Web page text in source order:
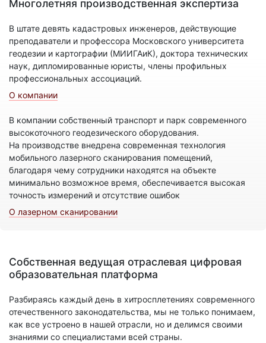
Многолетняя производственная экспертиза
В штате девять кадастровых инженеров, действующие
преподаватели и профессора Московского университета
геодезии и картографии (МИИГАиК), доктора технических
наук, дипломированные юристы, члены профильных
профессиональных ассоциаций.
О компании
В компании собственный транспорт и парк современного
высокоточного геодезического оборудования.
На производстве внедрена современная технология
мобильного лазерного сканирования помещений,
благодаря чему сотрудники находятся на объекте
минимально возможное время, обеспечивается высокая
точность измерений и отсутствие ошибок
О лазерном сканировании
Собственная ведущая отраслевая цифровая
образовательная платформа
Разбираясь каждый день в хитросплетениях современного
отечественного законодательства, мы не только понимаем,
как все устроено в нашей отрасли, но и делимся своими
знаниями со специалистами всей страны.